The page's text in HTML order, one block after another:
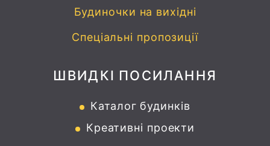
Будиночки на вихідні
Спеціальні пропозиції
ШВИДКІ ПОСИЛАННЯ
Каталог будинків
Креативні проекти